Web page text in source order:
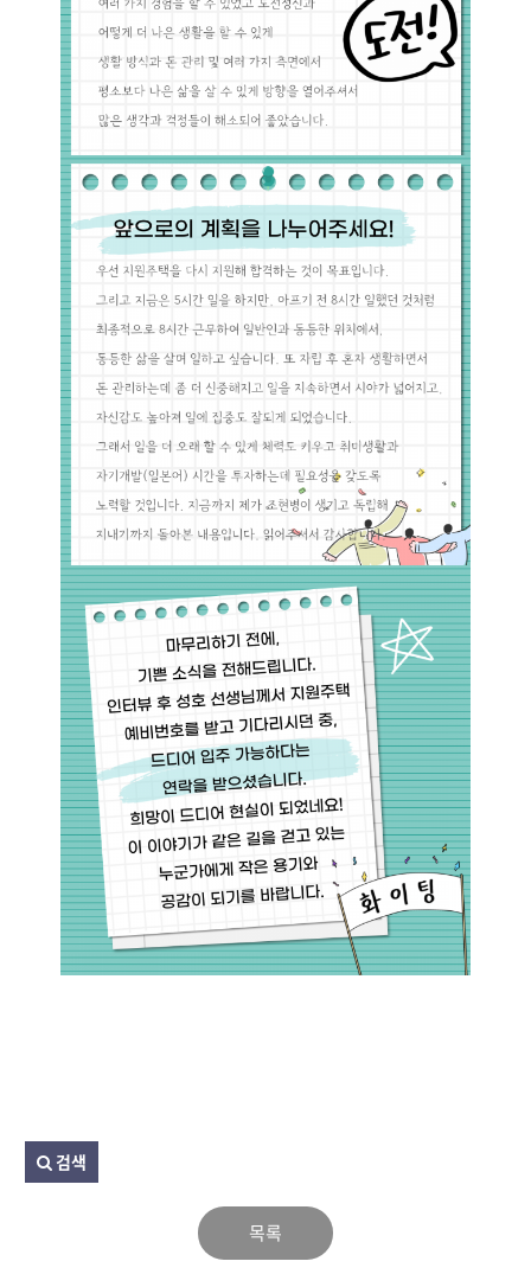
검색
목록